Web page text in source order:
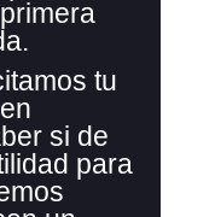
tu
si de
para